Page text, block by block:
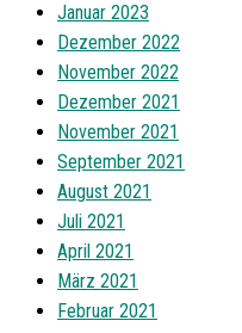
Januar 2023
Dezember 2022
November 2022
Dezember 2021
November 2021
September 2021
August 2021
Juli 2021
April 2021
März 2021
Februar 2021